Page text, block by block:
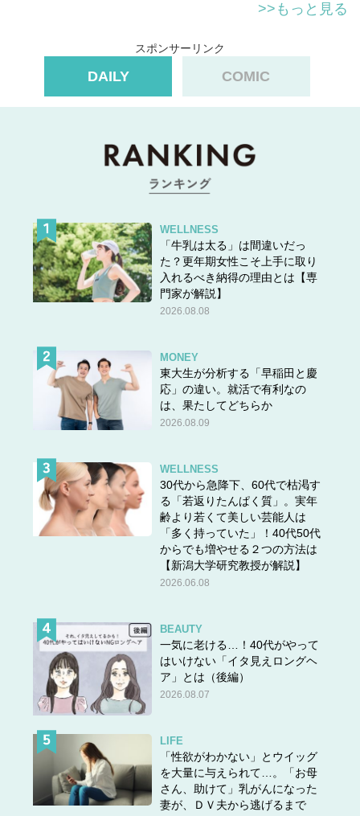
スポンサーリンク
>>もっと見る
スポンサーリンク
DAILY COMIC
WELLNESS
「牛乳は太る」は間違いだっ
た？更年期女性こそ上手に取り
入れるべき納得の理由とは【専
門家が解説】
2026.08.08
MONEY
東大生が分析する「早稲田と慶
応」の違い。就活で有利なの
は、果たしてどちらか
2026.08.09
WELLNESS
30代から急降下、60代で枯渇す
る「若返りたんぱく質」。実年
齢より若くて美しい芸能人は
「多く持っていた」！40代50代
からでも増やせる２つの方法は
【新潟大学研究教授が解説】
2026.06.08
BEAUTY
一気に老ける…！40代がやって
はいけない「イタ見えロングヘ
ア」とは（後編）
2026.08.07
LIFE
「性欲がわかない」とウイッグ
を大量に与えられて…。「お母
さん、助けて」乳がんになった
妻が、ＤＶ夫から逃げるまで